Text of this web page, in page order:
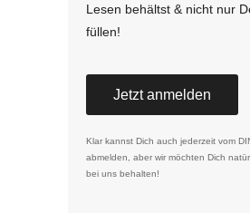
Lesen behältst & nicht nur
füllen!
Jetzt anmelden
Klar kannst Dich auch jederzeit vom
abmelden, aber wir möchten Dich
bei uns behalten!